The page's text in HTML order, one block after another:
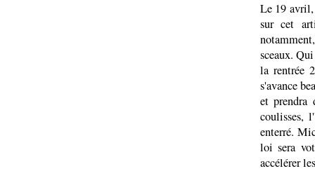
Le 19
sur cet
sceaux.
la rentrée
s'avance
et prendra
coulisses,
enterré.
loi sera
accélérer